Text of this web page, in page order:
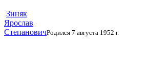
Зиняк
Ярослав
СтепановичРодился 7 августа 1952 г.